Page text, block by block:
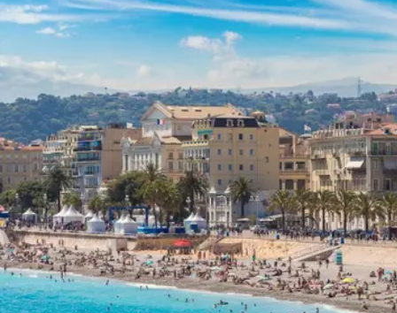
RECORRIDOS DE BARES Y VIDA
NOCTURNA
TOURS GASTRONÓMICOS
TOURS PRIVADOS
EXPERIENCIAS ACUÁTICAS
FAQ